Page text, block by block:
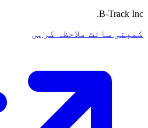
B-Track Inc.
کمپنی سائٹ ملاحظہ کریں